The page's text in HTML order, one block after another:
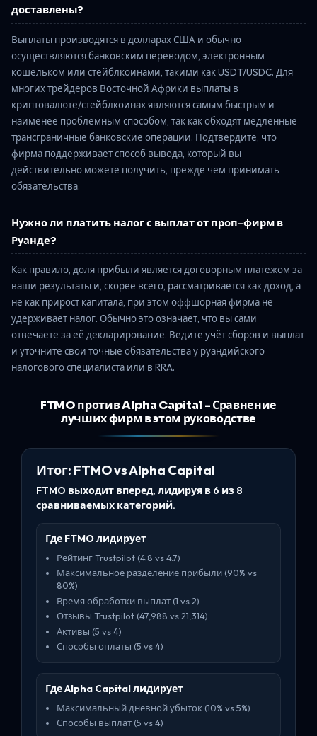
доставлены?
Выплаты производятся в долларах США и обычно
осуществляются банковским переводом, электронным
кошельком или стейблкоинами, такими как USDT/USDC. Для
многих трейдеров Восточной Африки выплаты в
криптовалюте/стейблкоинах являются самым быстрым и
наименее проблемным способом, так как обходят медленные
трансграничные банковские операции. Подтвердите, что
фирма поддерживает способ вывода, который вы
действительно можете получить, прежде чем принимать
обязательства.
Нужно ли платить налог с выплат от проп-фирм в
Руанде?
Как правило, доля прибыли является договорным платежом за
ваши результаты и, скорее всего, рассматривается как доход, а
не как прирост капитала, при этом оффшорная фирма не
удерживает налог. Обычно это означает, что вы сами
отвечаете за её декларирование. Ведите учёт сборов и выплат
и уточните свои точные обязательства у руандийского
налогового специалиста или в RRA.
FTMO против Alpha Capital - Сравнение
лучших фирм в этом руководстве
Итог: FTMO vs Alpha Capital
FTMO выходит вперед, лидируя в 6 из 8
сравниваемых категорий.
Где FTMO лидирует
Рейтинг Trustpilot (4.8 vs 4.7)
Максимальное разделение прибыли (90% vs
80%)
Время обработки выплат (1 vs 2)
Отзывы Trustpilot (47,988 vs 21,314)
Активы (5 vs 4)
Способы оплаты (5 vs 4)
Где Alpha Capital лидирует
Максимальный дневной убыток (10% vs 5%)
Способы выплат (5 vs 4)